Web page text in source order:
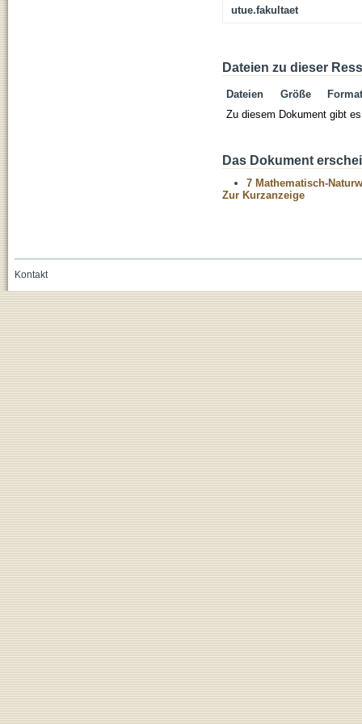
utue.fakultaet
Dateien zu dieser
Dateien Größe
Format
Zu diesem Dokument gibt
Das Dokument
7 Mathematisch-
Zur Kurzanzeige
Kontakt